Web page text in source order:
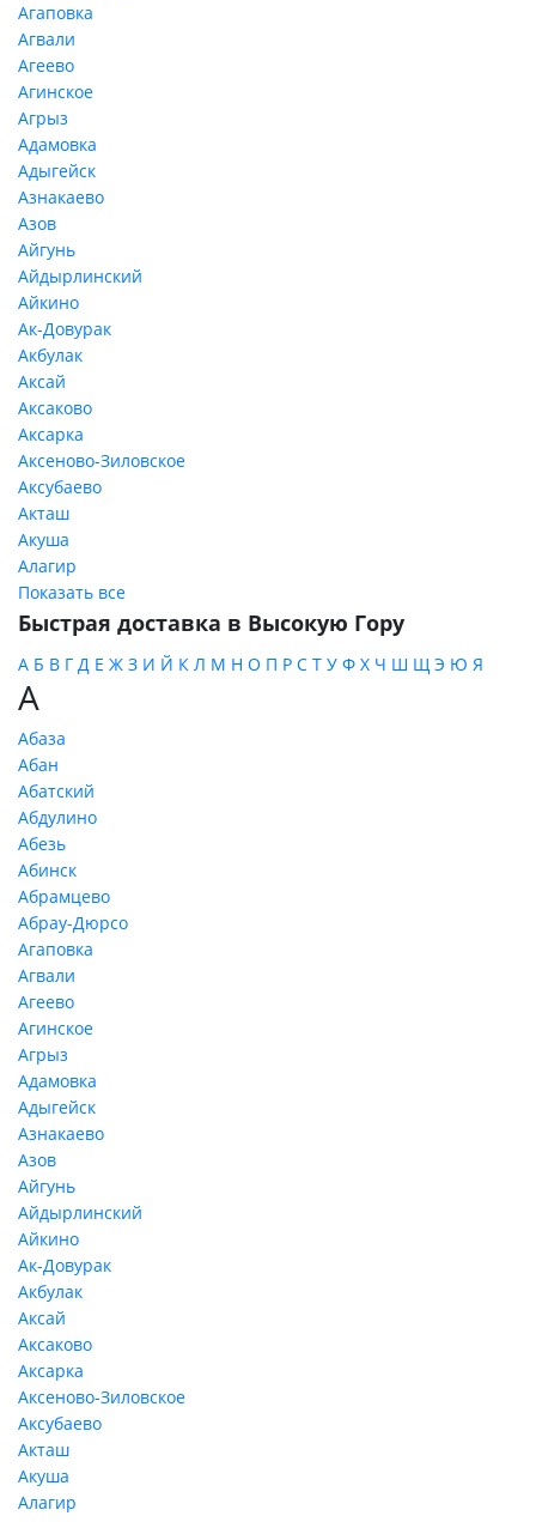
Агаповка
Агвали
Агеево
Агинское
Агрыз
Адамовка
Адыгейск
Азнакаево
Азов
Айгунь
Айдырлинский
Айкино
Ак-Довурак
Акбулак
Аксай
Аксаково
Аксарка
Аксеново-Зиловское
Аксубаево
Акташ
Акуша
Алагир
Показать все
Быстрая доставка в Высокую Гору
А Б В Г Д Е Ж З И Й К Л М Н О П Р С Т У Ф Х Ч Ш Щ Э Ю Я
А
Абаза
Абан
Абатский
Абдулино
Абезь
Абинск
Абрамцево
Абрау-Дюрсо
Агаповка
Агвали
Агеево
Агинское
Агрыз
Адамовка
Адыгейск
Азнакаево
Азов
Айгунь
Айдырлинский
Айкино
Ак-Довурак
Акбулак
Аксай
Аксаково
Аксарка
Аксеново-Зиловское
Аксубаево
Акташ
Акуша
Алагир